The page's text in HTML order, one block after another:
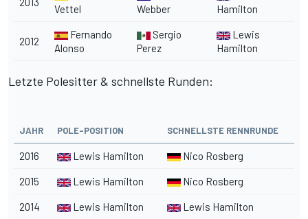
Vettel
Webber
Hamilton
2012
Fernando
Alonso
Sergio
Perez
Lewis
Hamilton
Letzte Polesitter & schnellste Runden:
JAHR POLE-POSITION SCHNELLSTE RENNRUNDE
2016 Lewis Hamilton Nico Rosberg
2015 Lewis Hamilton Nico Rosberg
2014 Lewis Hamilton Lewis Hamilton